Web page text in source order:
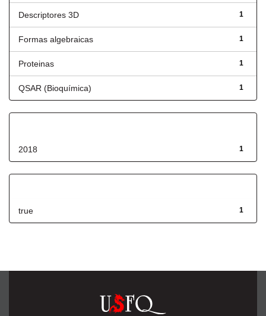
1
Descriptores 3D
1
Formas algebraicas
1
Proteinas
1
QSAR (Bioquímica)
1
2018
1
true